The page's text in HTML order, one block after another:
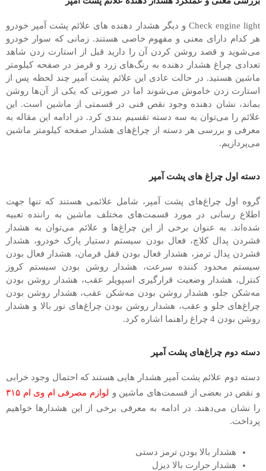
Check engine light و دیگر هشدار دهنده های علائم پشت آمپر خودرو
هر کدام دارای معنی و مفهوم خاصی هستند. زمانی که سوار خودرو
می‌شوید و قصد روشن کردن آن را دارید قبل از استارت زدن شاهد
تعدادی چراغ هشدار دهنده به رنگ‌های زرد و قرمز در صفحه کیلومتر
ماشین هستید. در حالت عادی این علائم پشت آمپر چند لحظه پس از
استارت زدن خاموش می‌شوند اما در صورتی که یکی از آن‌ها روشن
بماند، نشان دهنده وجود نقص فنی در قسمتی از ماشین است. این
علائم را می‌توان به سه دسته تقسیم بندی کرد. در ادامه این مقاله به
معرفی و بررسی هر دسته از چراغ‌های هشدار صفحه کیلومتر ماشین
می‌پردازیم.
دسته اول چراغ های پشت آمپر
گروه اول چراغ‌های پشت آمپر، شامل علائمی هستند که تنها جهت
اطلاع رسانی در مورد قسمت‌های مختلف ماشین به راننده تعبیه
شده‌اند. به عنوان برخی از این چراغ‌ها و علائم می‌توان به هشدار
فشردن پدال کلاچ، فعال بودن سیستم دستیار پارک خودرو، هشدار
فشردن پدال ترمز، هشدار فعال بودن قفل فرمان، هشدار فعال بودن
سیستم محدود کننده‌ سرعت، هشدار روشن بودن سیستم کروز
کنترل، هشدار وضعیت قرارگیری اسپویلر عقب، هشدار روشن بودن
مه‌شکن جلو، هشدار روشن بودن مه‌شکن عقب، هشدار روشن بودن
چراغ‌های جلو و عقب، هشدار روشن بودن چراغ‌های نور بالا و هشدار
روشن بودن 4 چراغ راهنما اشاره کرد.
دسته دوم چراغ‌های پشت آمپر
دسته دوم علائم پشت آمپر هشدار هایی هستند که احتمال وجود خرابی
و نقص در بعضی از قسمت‌های ماشین و لوازم مصرفی ام وی ام ۳۱۵
را نشان می‌دهند. در ادامه به معرفی برخی از این هشدارها خواهیم
پرداخت.
هشدار بالا بودن ترمز دستی
هشدار حرارت بالا دیزل